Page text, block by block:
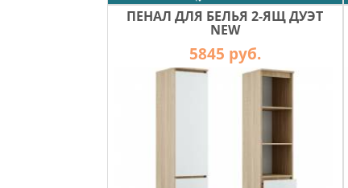
ПЕНАЛ ДЛЯ БЕЛЬЯ 2-ЯЩ ДУЭТ
NEW
5845 руб.